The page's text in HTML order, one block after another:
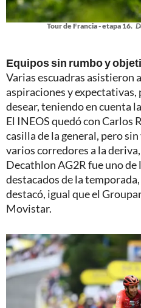
Tour de Francia - etapa 16.
Equipos sin rumbo y
Varias escuadras asistieron
aspiraciones y
desear, teniendo en cuenta
El INEOS quedó con Carlos
casilla de la general, pero
varios corredores a la
Decathlon AG2R fue uno de
destacados de la
destacó, igual que el
Movistar.